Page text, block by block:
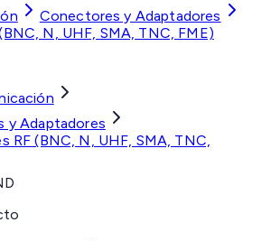
Conectores y Adaptadores
N, UHF, SMA, TNC, FME)
y Adaptadores
RF (BNC, N, UHF, SMA, TNC,